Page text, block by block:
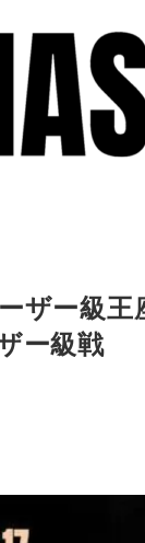
ザー級王
ー級戦